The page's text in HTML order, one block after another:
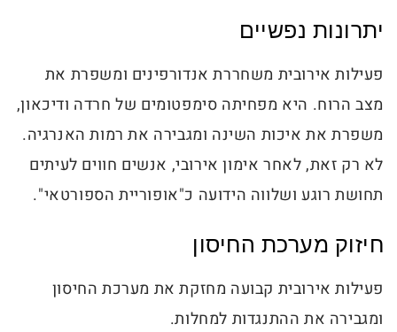
יתרונות נפשיים
פעילות אירובית משחררת אנדורפינים ומשפרת את
מצב הרוח. היא מפחיתה סימפטומים של חרדה ודיכאון,
משפרת את איכות השינה ומגבירה את רמות האנרגיה.
לא רק זאת, לאחר אימון אירובי, אנשים חווים לעיתים
תחושת רוגע ושלווה הידועה כ"אופוריית הספורטאי".
חיזוק מערכת החיסון
פעילות אירובית קבועה מחזקת את מערכת החיסון
ומגבירה את ההתנגדות למחלות.